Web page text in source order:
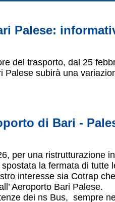
Palese:
del trasporto, dal 25
subirà una
di Bari -
per una ristrutturazione
la fermata di tutte
interesse sia Cotrap
Aeroporto Bari Palese.
dei ns Bus, sempre